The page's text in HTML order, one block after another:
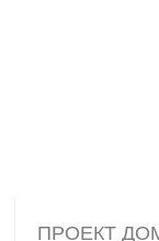
ПРОЕКТ